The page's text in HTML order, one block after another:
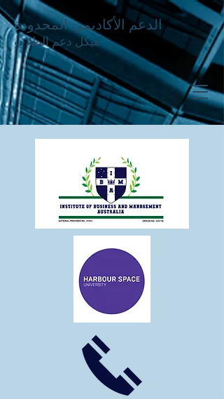
الدعم الأكاديمي المحدودة
هيكل دعم الطلاب